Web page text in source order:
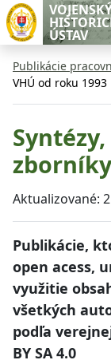
Preskočiť na
Preskočiť na
ÚSTAV
Publikácie
VHÚ od roku 1993
Aktualizované:
Publikácie,
open acess,
využitie
všetkých
podľa
BY SA 4.0